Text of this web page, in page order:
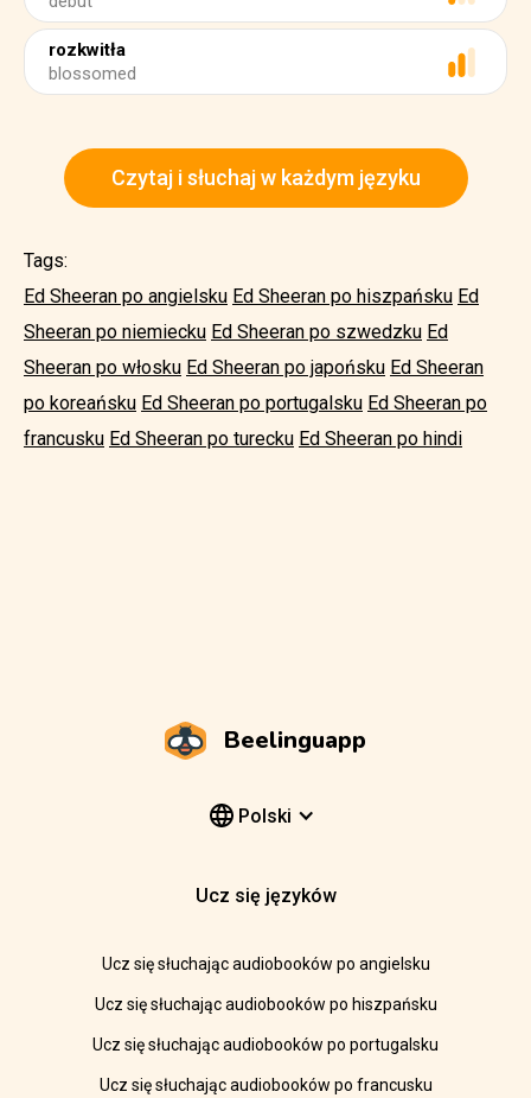
rozkwitła
blossomed
Czytaj i słuchaj w każdym języku
Tags:
Ed Sheeran po angielsku Ed Sheeran po hiszpańsku Ed
Sheeran po niemiecku Ed Sheeran po szwedzku Ed
Sheeran po włosku Ed Sheeran po japońsku Ed Sheeran
po koreańsku Ed Sheeran po portugalsku Ed Sheeran po
francusku Ed Sheeran po turecku Ed Sheeran po hindi
Beelinguapp
Polski
Ucz się języków
Ucz się słuchając audiobooków po angielsku
Ucz się słuchając audiobooków po hiszpańsku
Ucz się słuchając audiobooków po portugalsku
Ucz się słuchając audiobooków po francusku